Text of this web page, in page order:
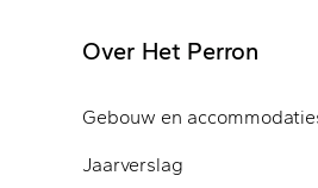
Over Het Perron
Gebouw en
Jaarverslag